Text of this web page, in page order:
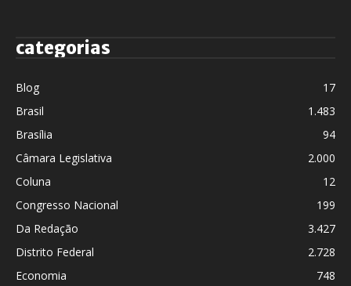
categorias
Blog
17
Brasil
1.483
Brasília
94
Câmara Legislativa
2.000
Coluna
12
Congresso Nacional
199
Da Redação
3.427
Distrito Federal
2.728
Economia
748